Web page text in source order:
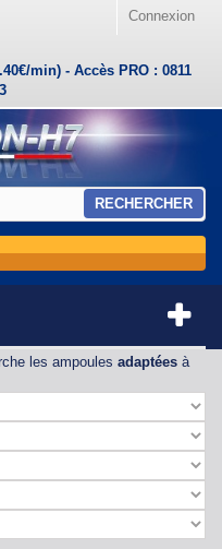
Connexion
min) - Accès PRO : 0811
RECHERCHER
les ampoules adaptées à